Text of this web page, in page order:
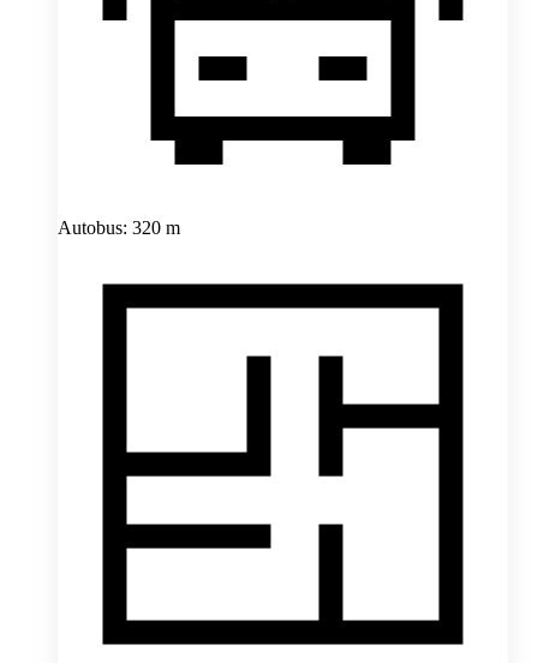
Autobus: 320 m